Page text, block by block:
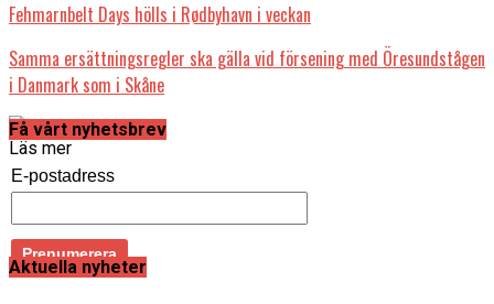
Fehmarnbelt Days hölls i Rødbyhavn i veckan
Samma ersättningsregler ska gälla vid försening med Öresundstågen
i Danmark som i Skåne
Läs mer
Få vårt nyhetsbrev
E-postadress
Aktuella nyheter